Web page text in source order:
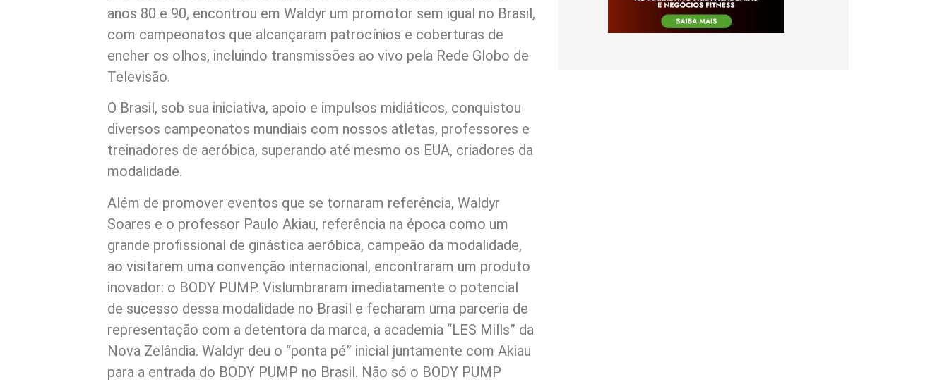
anos 80 e 90, encontrou em Waldyr um promotor sem igual no Brasil,
com campeonatos que alcançaram patrocínios e coberturas de
encher os olhos, incluindo transmissões ao vivo pela Rede Globo de
Televisão.
O Brasil, sob sua iniciativa, apoio e impulsos midiáticos, conquistou
diversos campeonatos mundiais com nossos atletas, professores e
treinadores de aeróbica, superando até mesmo os EUA, criadores da
modalidade.
Além de promover eventos que se tornaram referência, Waldyr
Soares e o professor Paulo Akiau, referência na época como um
grande profissional de ginástica aeróbica, campeão da modalidade,
ao visitarem uma convenção internacional, encontraram um produto
inovador: o BODY PUMP. Vislumbraram imediatamente o potencial
de sucesso dessa modalidade no Brasil e fecharam uma parceria de
representação com a detentora da marca, a academia “LES Mills” da
Nova Zelândia. Waldyr deu o “ponta pé” inicial juntamente com Akiau
para a entrada do BODY PUMP no Brasil. Não só o BODY PUMP